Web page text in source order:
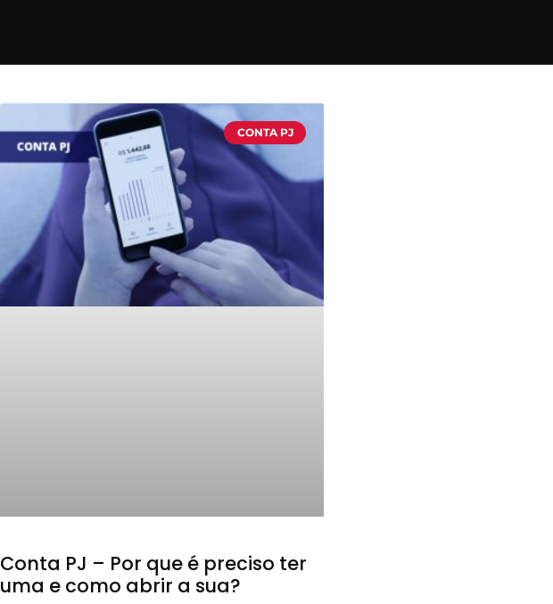
CONTA PJ
Conta PJ – Por que é preciso ter
uma e como abrir a sua?